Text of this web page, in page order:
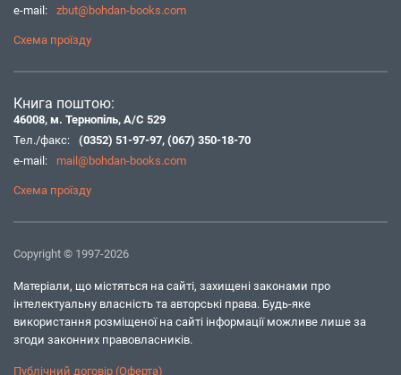
e-mail:
zbut@bohdan-books.com
Схема проїзду
Книга поштою:
46008, м. Тернопіль, А/С 529
Тел./факс:
(0352) 51-97-97, (067) 350-18-70
e-mail:
mail@bohdan-books.com
Схема проїзду
Copyright © 1997-2026
Матеріали, що містяться на сайті, захищені законами про
інтелектуальну власність та авторські права. Будь-яке
використання розміщеної на сайті інформації можливе лише за
згоди законних правовласників.
Публічний договір (Оферта)